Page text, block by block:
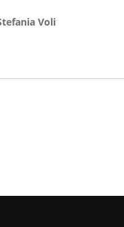
Voli